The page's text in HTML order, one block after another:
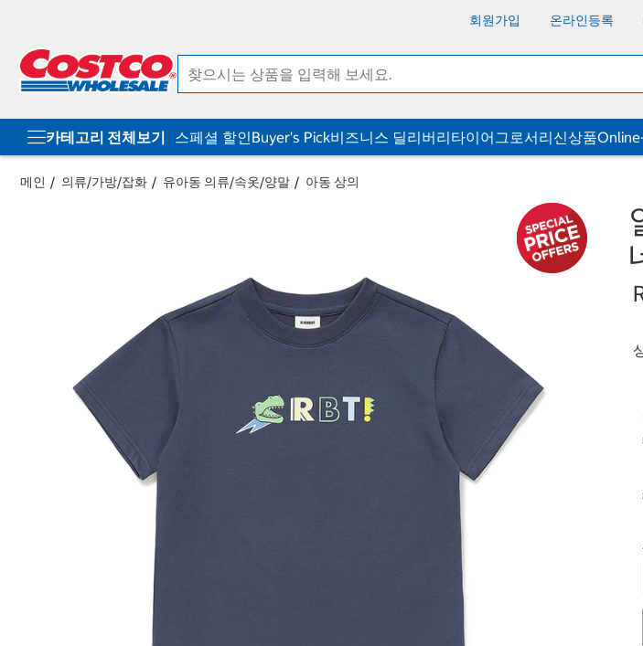
회원가입 온라인등록
카테고리 전체보기 스페셜 할인Buyer's Pick비즈니스 딜리버리타이어그로서리신상품
메인 의류/가방/잡화 유아동 의류/속옷/양말 아동 상의